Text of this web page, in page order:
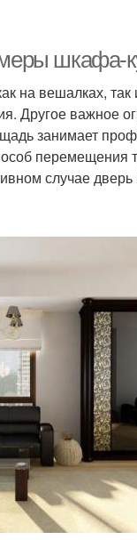
шкафа-
на вешалках,
Другое важное
занимает
перемещения
случае дверь